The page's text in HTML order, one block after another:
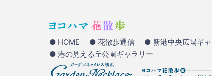
● HOME ● 花散歩通信 ● 新港中央広場ギ
● 港の見える丘公園ギャラリー